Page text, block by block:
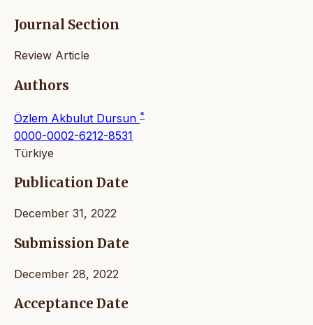
Journal Section
Review Article
Authors
Özlem Akbulut Dursun *
0000-0002-6212-8531
Türkiye
Publication Date
December 31, 2022
Submission Date
December 28, 2022
Acceptance Date